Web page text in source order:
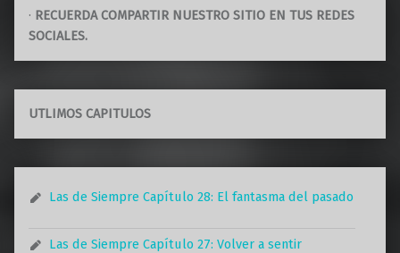
· RECUERDA COMPARTIR NUESTRO SITIO EN TUS REDES
SOCIALES.
UTLIMOS CAPITULOS
Las de Siempre Capítulo 28: El fantasma del pasado
Las de Siempre Capítulo 27: Volver a sentir